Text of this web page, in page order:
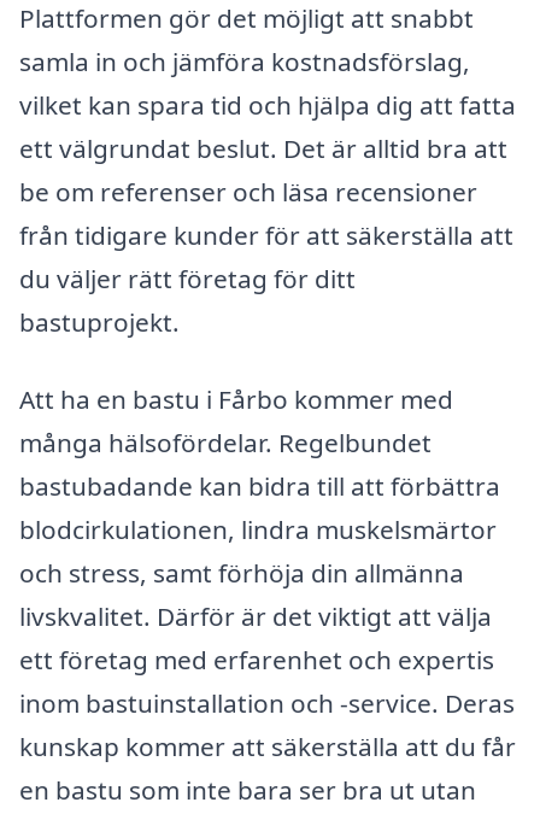
Plattformen gör det möjligt att snabbt
samla in och jämföra kostnadsförslag,
vilket kan spara tid och hjälpa dig att fatta
ett välgrundat beslut. Det är alltid bra att
be om referenser och läsa recensioner
från tidigare kunder för att säkerställa att
du väljer rätt företag för ditt
bastuprojekt.
Att ha en bastu i Fårbo kommer med
många hälsofördelar. Regelbundet
bastubadande kan bidra till att förbättra
blodcirkulationen, lindra muskelsmärtor
och stress, samt förhöja din allmänna
livskvalitet. Därför är det viktigt att välja
ett företag med erfarenhet och expertis
inom bastuinstallation och -service. Deras
kunskap kommer att säkerställa att du får
en bastu som inte bara ser bra ut utan